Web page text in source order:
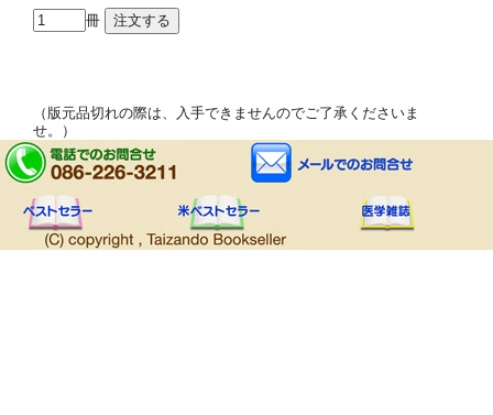
冊
（版元品切れの際は、入手できませんのでご了承くださいま
せ。）